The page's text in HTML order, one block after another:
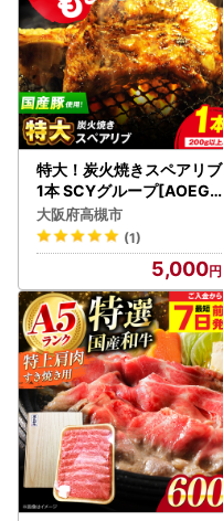
特大！炭火焼きスペアリブ
1本 SCYグループ[AOEG0
01] スペアリブ
大阪府高槻市
(1)
5,000